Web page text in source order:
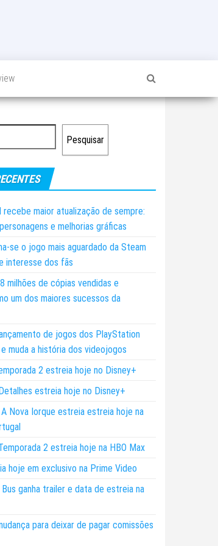
Pesquisar
recebe maior atualização de sempre:
e melhorias gráficas
se o jogo mais aguardado da Steam
interesse dos fãs
milhões de cópias vendidas e
um dos maiores sucessos da
de jogos dos PlayStation
muda a história dos videojogos
2 estreia hoje no Disney+
estreia hoje no Disney+
Nova Iorque estreia estreia hoje na
2 estreia hoje na HBO Max
hoje em exclusivo na Prime Video
Bus ganha trailer e data de estreia na
para deixar de pagar comissões